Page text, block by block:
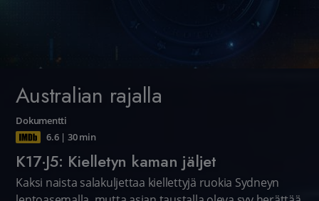
Australian rajalla
Dokumentti
6.6| 30 min
K17·J5: Kielletyn kaman jäljet
Kaksi naista salakuljettaa kiellettyjä ruokia Sydneyn